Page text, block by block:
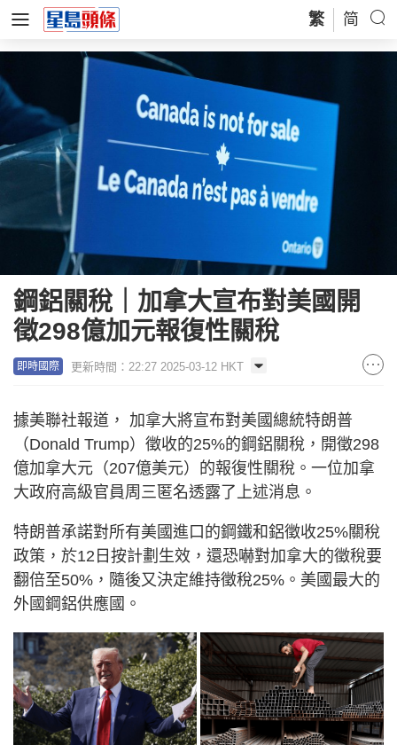
繁 简
鋼鋁關稅｜加拿大宣布對美國開
徵298億加元報復性關稅
即時國際 更新時間：22:27 2025-03-12 HKT
據美聯社報道， 加拿大將宣布對美國總統特朗普
（Donald Trump）徵收的25%的鋼鋁關稅，開徵298
億加拿大元（207億美元）的報復性關稅。一位加拿
大政府高級官員周三匿名透露了上述消息。
特朗普承諾對所有美國進口的鋼鐵和鋁徵收25%關稅
政策，於12日按計劃生效，還恐嚇對加拿大的徵稅要
翻倍至50%，隨後又決定維持徵稅25%。美國最大的
外國鋼鋁供應國。